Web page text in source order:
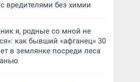
вредителями без химии
я, родные со мной не
как бывший «афганец» 30
в землянке посреди леса